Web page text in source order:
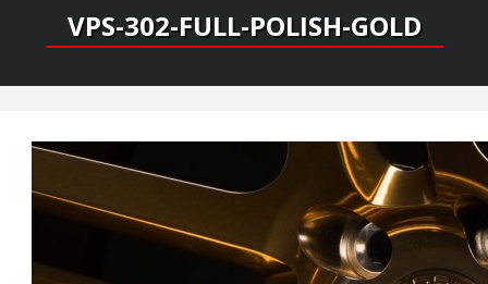
VPS-302-FULL-POLISH-GOLD